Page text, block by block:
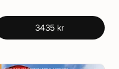
3435 kr